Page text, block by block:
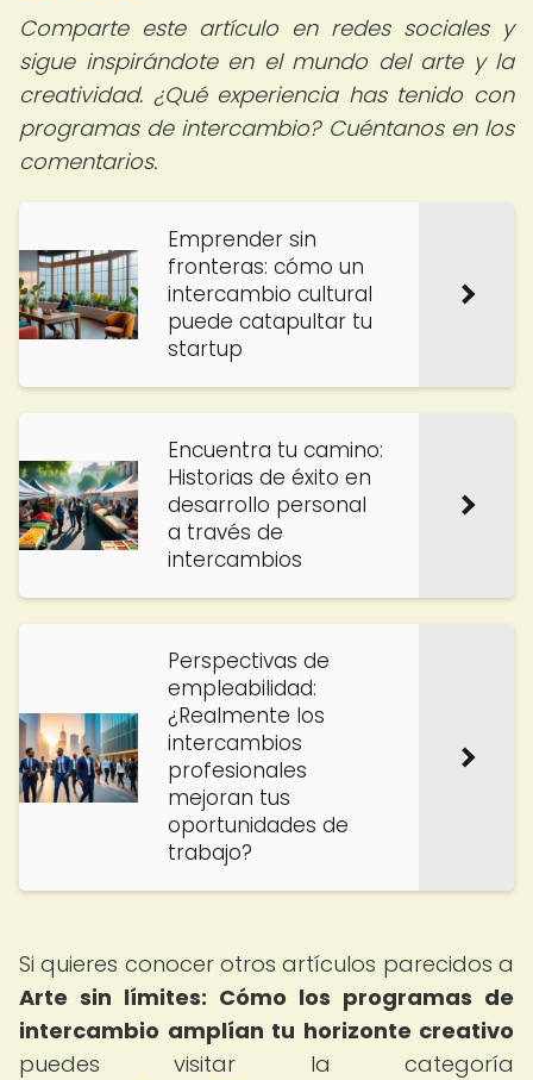
Comparte este artículo en redes sociales y
sigue inspirándote en el mundo del arte y la
creatividad. ¿Qué experiencia has tenido con
programas de intercambio? Cuéntanos en los
comentarios.
Emprender sin
fronteras: cómo un
intercambio cultural
puede catapultar tu
startup
Encuentra tu camino:
Historias de éxito en
desarrollo personal
a través de
intercambios
Perspectivas de
empleabilidad:
¿Realmente los
intercambios
profesionales
mejoran tus
oportunidades de
trabajo?
Si quieres conocer otros artículos parecidos a
Arte sin límites: Cómo los programas de
intercambio amplían tu horizonte creativo
puedes visitar la categoría